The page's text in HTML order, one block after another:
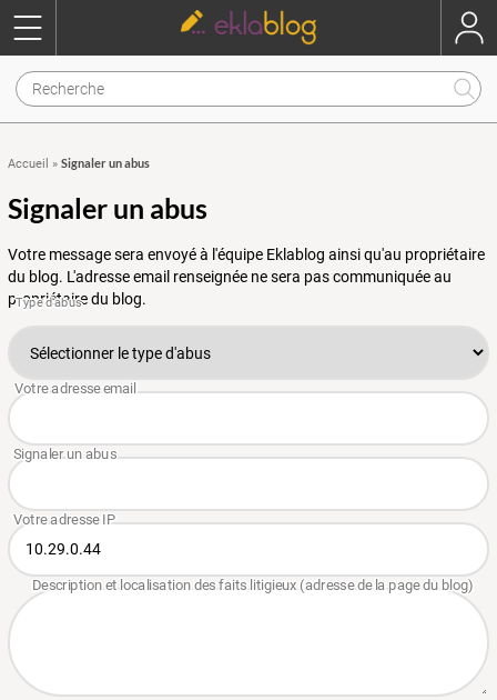
Accueil » Signaler un abus
Signaler un abus
Votre message sera envoyé à l'équipe Eklablog ainsi qu'au propriétaire
du blog. L'adresse email renseignée ne sera pas communiquée au
propriétaire du blog.